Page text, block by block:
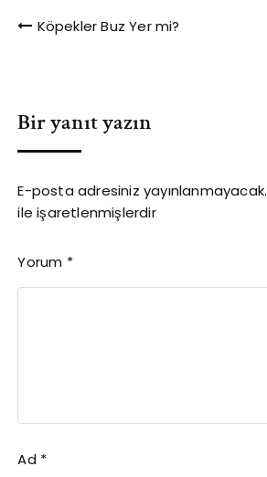
Yazı
Köpekler Buz Yer mi?
Bir yanıt yazın
E-posta adresiniz yayınlanmayacak.
ile işaretlenmişlerdir
Yorum *
Ad *